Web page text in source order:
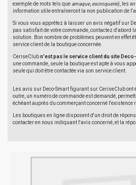
exemple de mots tels que arnaque, escroquerie), les
information utile entraîneront la non publication de
Si vous vous apprêtez à laisser un avis négatif sur
pas satisfait de votre commande, contactez d'abord
solution. Bon nombre de problèmes peuvent en effet
service client de la boutique concernée.
CeriseClubn'est pas le service client du site
une commande, seule la boutique est apte à vous
seule qui doit être contactée via son service client.
Les avis sur Deco-Smart figurant sur CeriseClub
outre, un numéro de commande est demandé,
échéant auprès du commerçant concerné l'existence
Les boutiques en ligne disposent d'un droit de
contacter en nous indiquant l'avis concerné, et la